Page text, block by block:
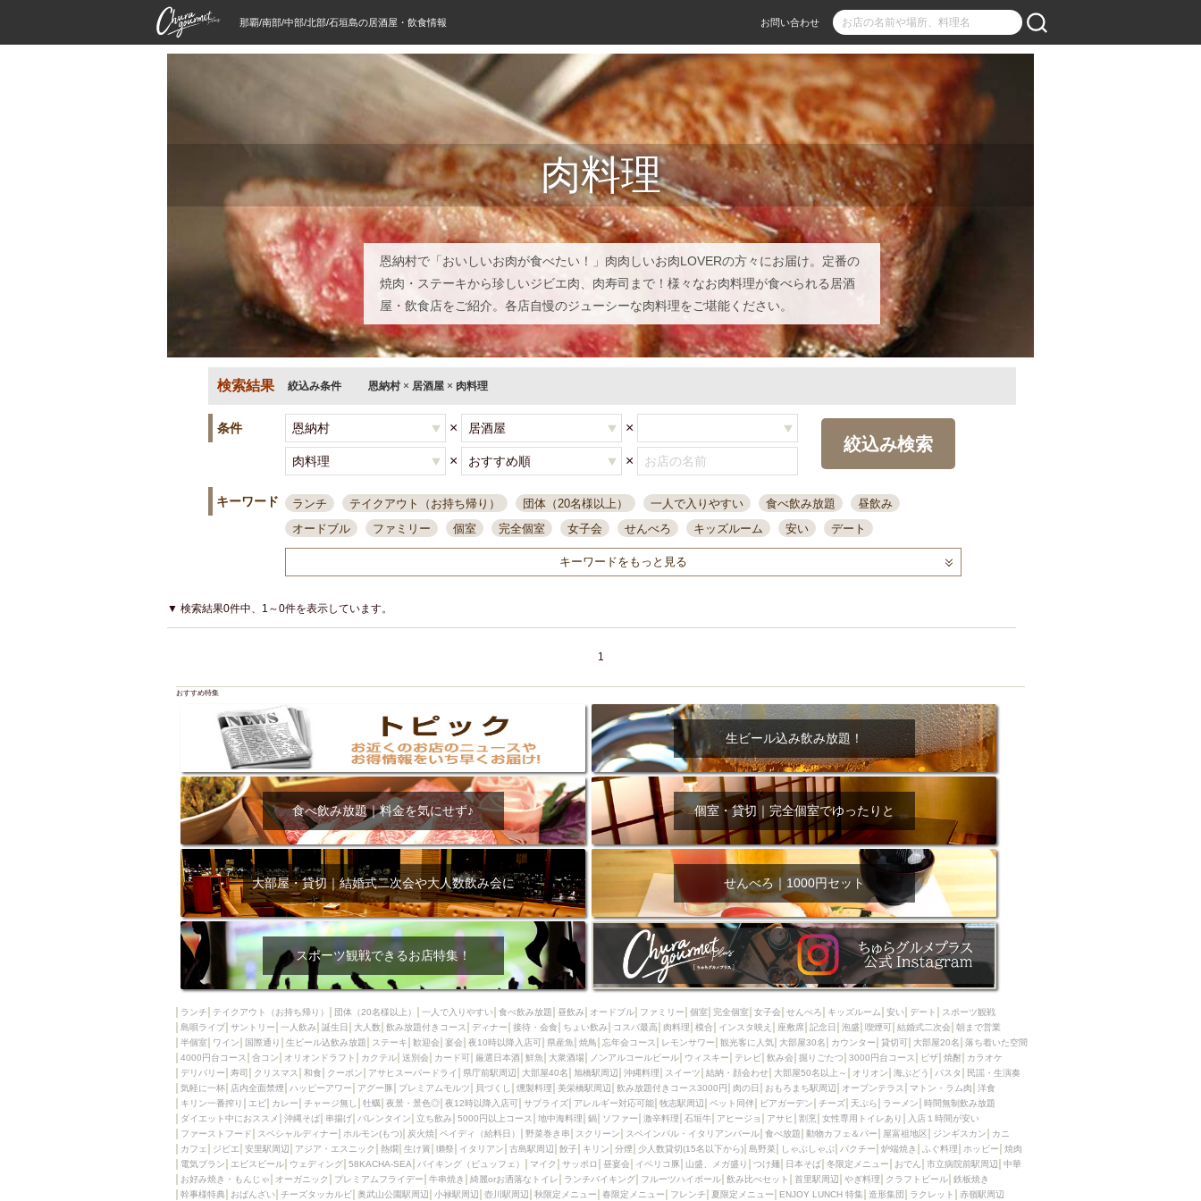
那覇/南部/中部/北部/石垣島の居酒屋・飲食情報 お問い合わせ
肉料理
恩納村で「おいしいお肉が食べたい！」肉肉しいお肉LOVERの方々にお届け。定番の
焼肉・ステーキから珍しいジビエ肉、肉寿司まで！様々なお肉料理が食べられる居酒
屋・飲食店をご紹介。各店自慢のジューシーな肉料理をご堪能ください。
検索結果 絞込み条件 恩納村 × 居酒屋 × 肉料理
条件 × ×
× ×
絞込み検索
キーワード ランチ テイクアウト（お持ち帰り） 団体（20名様以上） 一人で入りやすい 食べ飲み放題
昼飲み
オードブル
ファミリー 個室 完全個室 女子会 せんべろ キッズルーム 安い
デート
一人飲み 誕生日 大人数
接待・会食
ちょい飲み コスパ最高 肉料理 模合 インスタ映え 座敷席 記念日 泡盛
喫煙可
結婚式二次会
夜10時以降入店可
県産魚 焼鳥 忘年会コース レモンサワー 観光客に人気 大部屋30名
カウンター
4000円台コース
デリバリー 寿司 クリスマス 和食
クーポン
アサヒスーパードライ
県庁前駅周辺 旭橋駅周辺 沖縄料理 スイーツ
結納・顔会わせ
大部屋50名以上～
オリオン 海ぶどう 民謡・生演奏 気軽に一杯
店内全面禁煙
ハッピーアワー
アグー豚 プレミアムモルツ 貝づくし 燻製料理
美栄橋駅周辺
飲み放題付きコース3000円
肉の日 おもろまち駅周辺 オープンテラス マトン・ラム肉
洋食
キリン一番搾り
エビ カレー チャージ無し 牡蠣 夜景・景色◎ 夜12時以降入店可
サプライズ
アレルギー対応可能
牧志駅周辺 ペット同伴 ビアガーデン 天ぷら
時間無制飲み放題
ダイエット中におススメ
沖縄そば 串揚げ バレンタイン 立ち飲み 5000円以上コース 地中海料理
鍋
ソファー
激辛料理 石垣牛 アヒージョ アサヒ 割烹 女性専用トイレあり
入店１時間が安い
ファーストフード
スペシャルディナー ホルモン(もつ) 炭火焼 ペイディ（給料日）
野菜巻き串
スクリーン
スペインバル・イタリアンバール 食べ放題 動物カフェ＆バー 屋富祖地区
ジンギスカン
カニ
カフェ ジビエ 安里駅周辺 アジア・エスニック 熱燗 生け簀 獺祭 イタリアン
古島駅周辺
分煙 少人数貸切(15名以下から) しゃぶしゃぶ パクチー 炉端焼き
ふぐ料理
ホッピー
焼肉 電気ブラン エビスビール ウェディング 58KACHA-SEA
バイキング（ビュッフェ）
マイク
サッポロ 昼宴会 イベリコ豚 山盛、メガ盛り つけ麺 日本そば 冬限定メニュー
おでん
市立病院前駅周辺
中華 お好み焼き・もんじゃ オーガニック プレミアムフライデー
牛串焼き
綺麗orお洒落なトイレ
ランチバイキング フルーツハイボール 飲み比べセット 首里駅周辺
やぎ料理
クラフトビール
鉄板焼き 幹事様特典 おばんざい チーズタッカルビ 奥武山公園駅周辺
小禄駅周辺
壺川駅周辺
秋限定メニュー 春限定メニュー フレンチ 夏限定メニュー ENJOY LUNCH 特集
造形集団
ラクレット
赤嶺駅周辺 シードル 那覇空港駅周辺 儀保駅周辺
キーワードをもっと見る
▼ 検索結果0件中、1～0件を表示しています。
1
おすすめ特集
生ビール込み飲み放題！
食べ飲み放題｜料金を気にせず♪ 個室・貸切｜完全個室でゆったりと
大部屋・貸切｜結婚式二次会や大人数飲み会に せんべろ｜1000円セット
スポーツ観戦できるお店特集！
ランチ テイクアウト（お持ち帰り） 団体（20名様以上） 一人で入りやすい 食べ飲み放題 昼飲み オードブル ファミリー 個室 完全個室 女子会 せんべろ キッズルーム 安い デート
スポーツ観戦
島唄ライブ サントリー 一人飲み 誕生日 大人数 飲み放題付きコース ディナー 接待・会食 ちょい飲み コスパ最高 肉料理 模合 インスタ映え 座敷席 記念日 泡盛 喫煙可 結婚式二次会 朝まで営業
半個室
ワイン 国際通り 生ビール込飲み放題 ステーキ 歓迎会 宴会 夜10時以降入店可 県産魚 焼鳥 忘年会コース レモンサワー 観光客に人気 大部屋30名 カウンター 貸切可 大部屋20名
落ち着いた空間
4000円台コース
合コン オリオンドラフト カクテル 送別会 カード可 厳選日本酒 鮮魚 大衆酒場 ノンアルコールビール ウィスキー テレビ 飲み会 掘りごたつ 3000円台コース ピザ 焼酎
カラオケ
デリバリー
寿司 クリスマス 和食 クーポン アサヒスーパードライ 県庁前駅周辺 大部屋40名 旭橋駅周辺 沖縄料理 スイーツ 結納・顔会わせ 大部屋50名以上～ オリオン 海ぶどう パスタ
民謡・生演奏
気軽に一杯
店内全面禁煙 ハッピーアワー アグー豚 プレミアムモルツ 貝づくし 燻製料理 美栄橋駅周辺 飲み放題付きコース3000円 肉の日 おもろまち駅周辺 オープンテラス マトン・ラム肉
洋食
キリン一番搾り
エビ カレー チャージ無し 牡蠣 夜景・景色◎ 夜12時以降入店可 サプライズ アレルギー対応可能 牧志駅周辺 ペット同伴 ビアガーデン チーズ 天ぷら ラーメン
時間無制飲み放題
ダイエット中におススメ
沖縄そば 串揚げ バレンタイン 立ち飲み 5000円以上コース 地中海料理 鍋 ソファー 激辛料理 石垣牛 アヒージョ アサヒ 割烹 女性専用トイレあり
入店１時間が安い
ファーストフード
スペシャルディナー ホルモン(もつ) 炭火焼 ペイディ（給料日） 野菜巻き串 スクリーン スペインバル・イタリアンバール 食べ放題 動物カフェ＆バー 屋富祖地区 ジンギスカン
カニ
カフェ
ジビエ 安里駅周辺 アジア・エスニック 熱燗 生け簀 獺祭 イタリアン 古島駅周辺 餃子 キリン 分煙 少人数貸切(15名以下から) 島野菜 しゃぶしゃぶ パクチー 炉端焼き ふぐ料理 ホッピー
焼肉
電気ブラン
エビスビール ウェディング 58KACHA-SEA バイキング（ビュッフェ） マイク サッポロ 昼宴会 イベリコ豚 山盛、メガ盛り つけ麺 日本そば 冬限定メニュー おでん 市立病院前駅周辺
中華
お好み焼き・もんじゃ
オーガニック プレミアムフライデー 牛串焼き 綺麗orお洒落なトイレ ランチバイキング フルーツハイボール 飲み比べセット 首里駅周辺 やぎ料理 クラフトビール 鉄板焼き
幹事様特典
おばんざい チーズタッカルビ 奥武山公園駅周辺 小禄駅周辺 壺川駅周辺 秋限定メニュー 春限定メニュー フレンチ 夏限定メニュー ENJOY LUNCH 特集 造形集団 ラクレット 赤嶺駅周辺